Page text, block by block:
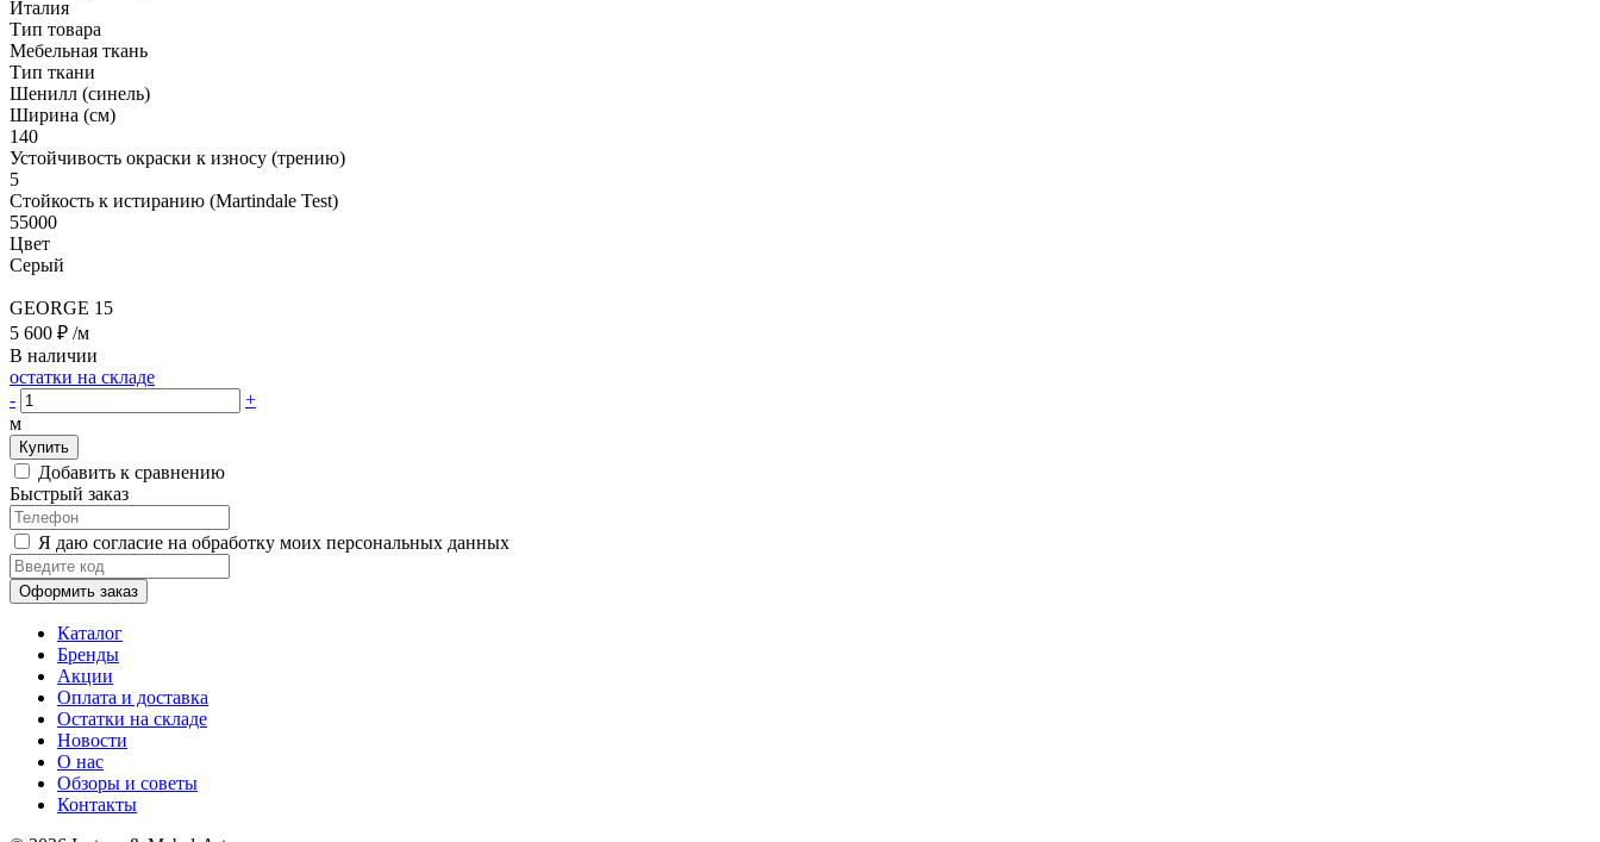
Италия
Тип товара
Мебельная ткань
Тип ткани
Шенилл (синель)
Ширина (см)
140
Устойчивость окраски к износу (трению)
5
Стойкость к истиранию (Martindale Test)
55000
Цвет
Серый
GEORGE 15
5 600 ₽ /м
В наличии
остатки на складе
-
+
м
Купить
Добавить к сравнению
Быстрый заказ
Я даю согласие на обработку моих персональных данных
Оформить заказ
Каталог
Бренды
Акции
Оплата и доставка
Остатки на складе
Новости
О нас
Обзоры и советы
Контакты